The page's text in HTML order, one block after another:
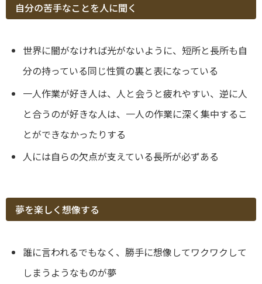
自分の苦手なことを人に聞く
世界に闇がなければ光がないように、短所と長所も自
分の持っている同じ性質の裏と表になっている
一人作業が好き人は、人と会うと疲れやすい、逆に人
と合うのが好きな人は、一人の作業に深く集中するこ
とができなかったりする
人には自らの欠点が支えている長所が必ずある
夢を楽しく想像する
誰に言われるでもなく、勝手に想像してワクワクして
しまうようなものが夢